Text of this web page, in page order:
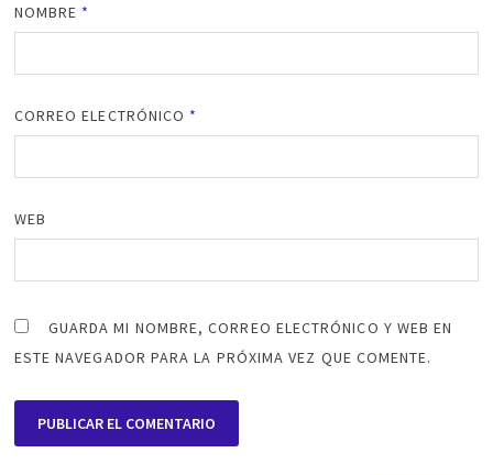
NOMBRE *
CORREO ELECTRÓNICO *
WEB
GUARDA MI NOMBRE, CORREO ELECTRÓNICO Y WEB EN
ESTE NAVEGADOR PARA LA PRÓXIMA VEZ QUE COMENTE.